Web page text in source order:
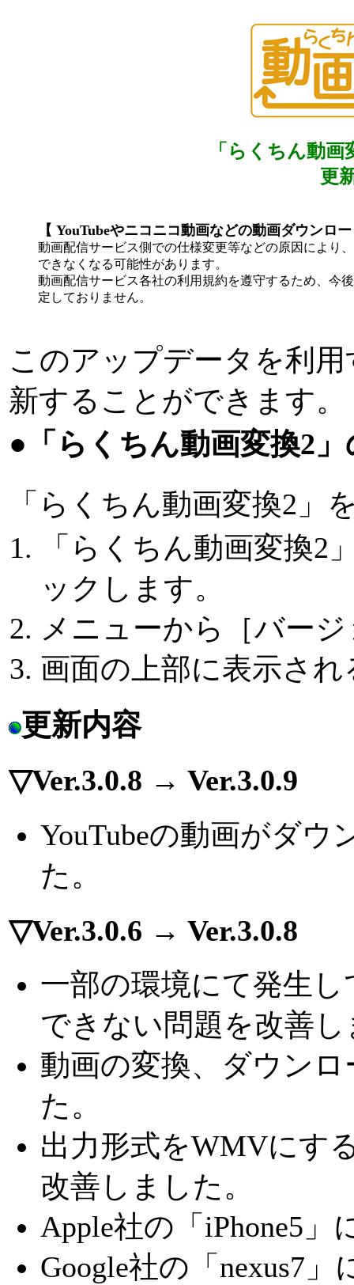
「らくちん動
更
【 YouTubeやニコニコ動画などの動画ダウンロ
動画配信サービス側での仕様変更等などの原因により
できなくなる可能性があります。
動画配信サービス各社の利用規約を遵守するため、今
定しておりません。
このアップデータを利
新することができます。
●「らくちん動画変換2
「らくちん動画変換2」
「らくちん動画変換
ックします。
メニューから［バー
画面の上部に表示さ
更新内容
▽Ver.3.0.8 → Ver.3.0.9
YouTubeの動画がダ
た。
▽Ver.3.0.6 → Ver.3.0.8
一部の環境にて発生し
できない問題を改善
動画の変換、ダウン
た。
出力形式をWMVにす
改善しました。
Apple社の「iPhone5」
Google社の「nexus7